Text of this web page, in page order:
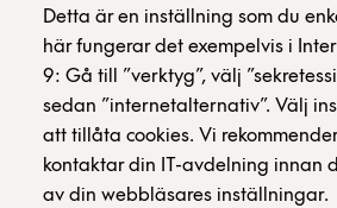
Detta är en inställning som du
här fungerar det exempelvis i
9: Gå till ”verktyg”, välj
sedan ”internetalternativ”. Välj
att tillåta cookies. Vi
kontaktar din IT-avdelning innan
av din webbläsares inställningar.